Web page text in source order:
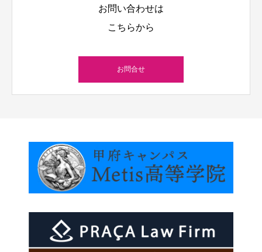
お問い合わせは
こちらから
お問合せ